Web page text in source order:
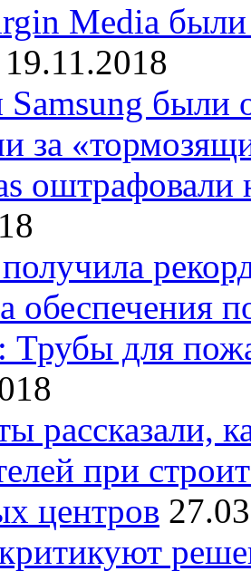
Media
19.11.2018
Samsung были
за
оштрафовали
обеспечения
Трубы для
рассказали,
при
центров